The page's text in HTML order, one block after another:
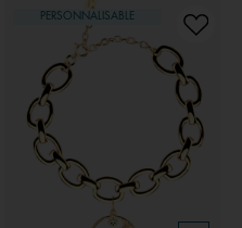
PERSONNALISABLE